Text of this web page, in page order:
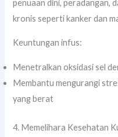
penuaan dini, peradangan,
kronis seperti kanker dan
Keuntungan infus:
Menetralkan oksidasi sel
Membantu mengurangi
yang berat
4. Memelihara Kesehatan